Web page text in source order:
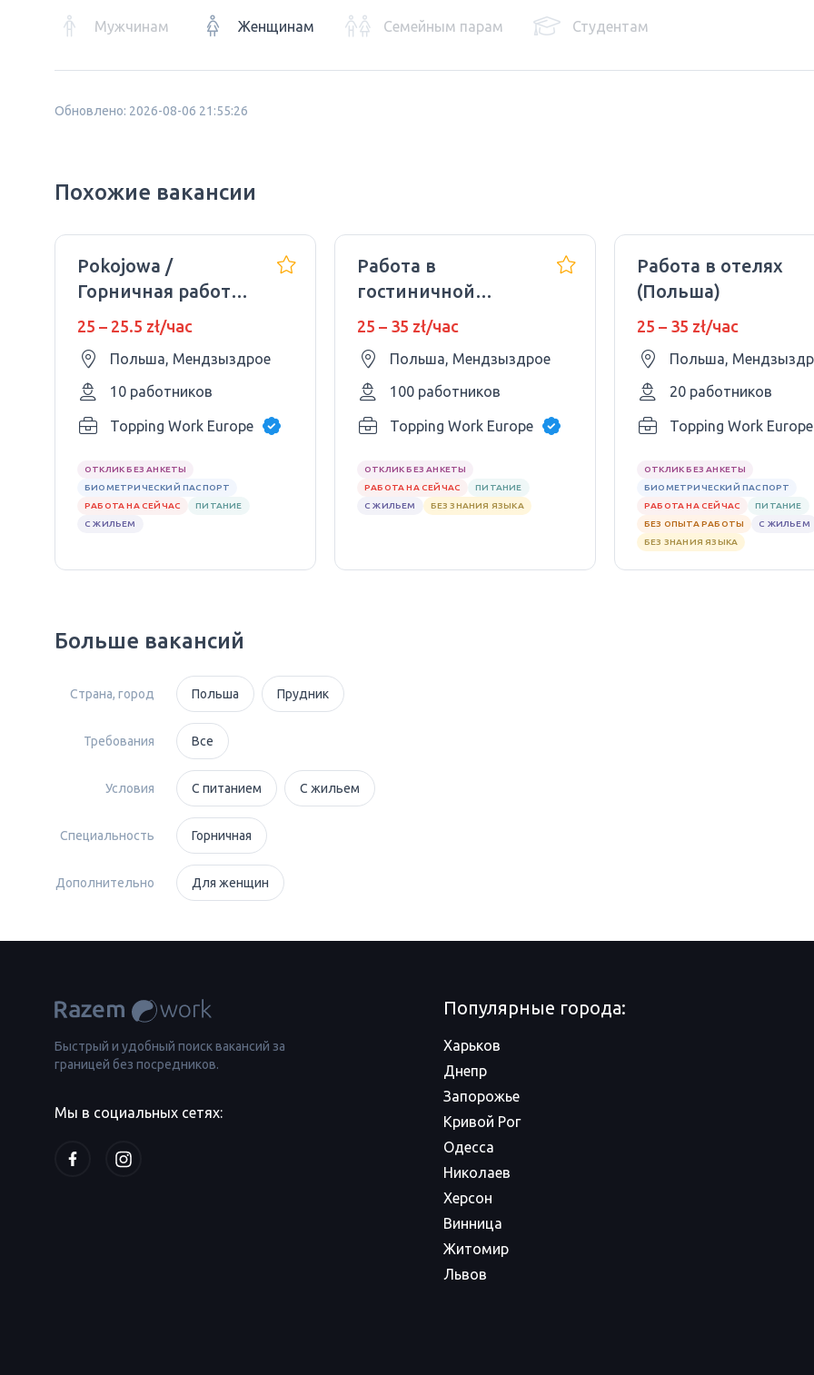
Мужчинам Женщинам Семейным парам Студентам
Обновлено: 2026-08-06 21:55:26
Похожие вакансии
Pokojowa /
Горничная работа
в отелях
25 – 25.5 zł/час
Польша, Мендзыздрое
10 работников
Topping Work Europe Sp. z.o.o
ОТКЛИК БЕЗ АНКЕТЫ
БИОМЕТРИЧЕСКИЙ ПАСПОРТ
РАБОТА НА СЕЙЧАС
ПИТАНИЕ
С ЖИЛЬЕМ
Работа в
гостиничной
индустрии
25 – 35 zł/час
Польша, Мендзыздрое
100 работников
Topping Work Europe Sp. z.o.o
ОТКЛИК БЕЗ АНКЕТЫ
РАБОТА НА СЕЙЧАС
ПИТАНИЕ
С ЖИЛЬЕМ
БЕЗ ЗНАНИЯ ЯЗЫКА
Работа в отелях
(Польша)
25 – 35 zł/час
Польша,
20 работников
Topping Work Europe
ОТКЛИК БЕЗ АНКЕТЫ
БИОМЕТРИЧЕСКИЙ ПАСПОРТ
РАБОТА НА СЕЙЧАС
ПИТАНИЕ
БЕЗ ОПЫТА РАБОТЫ
С ЖИЛЬЕМ
БЕЗ ЗНАНИЯ ЯЗЫКА
Больше вакансий
Страна, город Польша Прудник
Требования Все
Условия С питанием С жильем
Специальность Горничная
Дополнительно Для женщин
Быстрый и удобный поиск вакансий за
границей без посредников.
Мы в социальных сетях:
Популярные города:
Харьков
Днепр
Запорожье
Кривой Рог
Одесса
Николаев
Херсон
Винница
Житомир
Львов